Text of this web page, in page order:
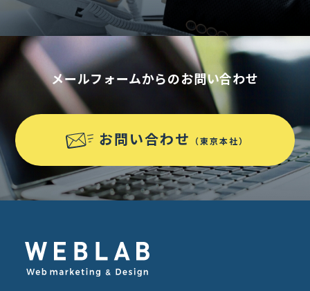
メールフォームからのお問い合わせ
お問い合わせ （東京本社）